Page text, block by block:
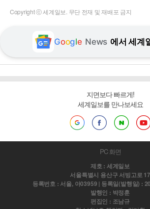
Copyright ⓒ 세계일보. 무단 전재 및 재배포 금지
Google News 에서 세계
지면보다 빠르게!
세계일보를 만나보세요
PC 화면
제호 : 세계일보
서울특별시 용산구 서빙고로 17
등록번호 : 서울, 아03959 | 등록일(발행일) :
발행인 : 박정훈
편집인 : 조남규